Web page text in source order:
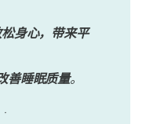
身心，带来平
善睡眠质量。
.